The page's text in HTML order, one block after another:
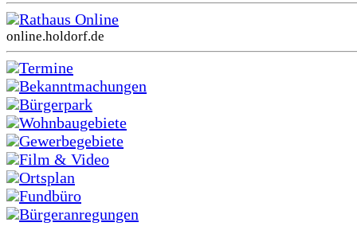
Rathaus Online
online.holdorf.de
Termine
Bekanntmachungen
Bürgerpark
Wohnbaugebiete
Gewerbegebiete
Film & Video
Ortsplan
Fundbüro
Bürgeranregungen